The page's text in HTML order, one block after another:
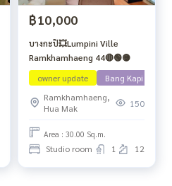
฿10,000
บางกะปิ💥Lumpini Ville
Ramkhamhaeng 44🔴🟢🟡
owner update
Bang Kapi
Ramkhamhaeng,
Hua Mak
150
Area : 30.00 Sq.m.
Studio room 1 12